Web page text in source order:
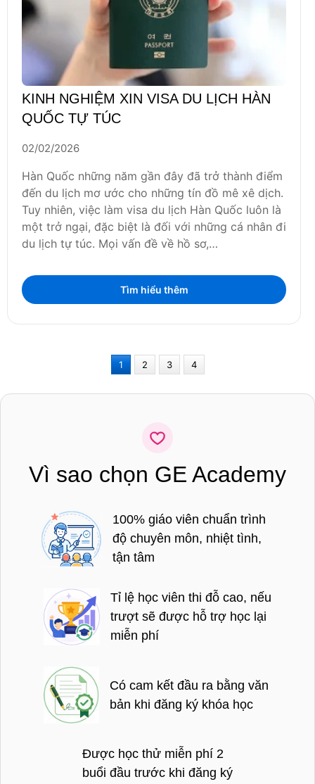
KINH NGHIỆM XIN VISA DU LỊCH HÀN
QUỐC TỰ TÚC
02/02/2026
Hàn Quốc những năm gần đây đã trở thành điểm
đến du lịch mơ ước cho những tín đồ mê xê dịch.
Tuy nhiên, việc làm visa du lịch Hàn Quốc luôn là
một trở ngại, đặc biệt là đối với những cá nhân đi
du lịch tự túc. Mọi vấn đề về hồ sơ,…
Tìm hiểu thêm
1 2 3 4
Vì sao chọn GE Academy
100% giáo viên chuẩn trình
độ chuyên môn, nhiệt tình,
tận tâm
Tỉ lệ học viên thi đỗ cao, nếu
trượt sẽ được hỗ trợ học lại
miễn phí
Có cam kết đầu ra bằng văn
bản khi đăng ký khóa học
Được học thử miễn phí 2
buổi đầu trước khi đăng ký